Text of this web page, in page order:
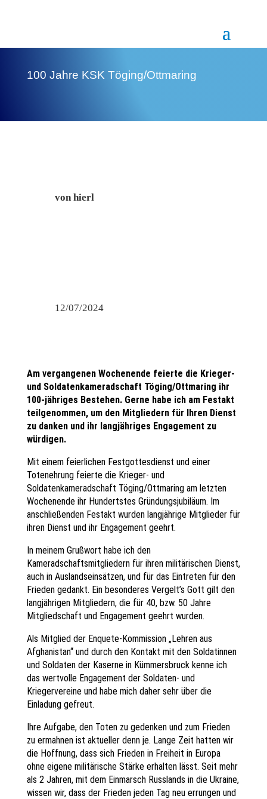
100 Jahre KSK Töging/Ottmaring
von hierl
12/07/2024
Am vergangenen Wochenende feierte die Krieger-
und Soldatenkameradschaft Töging/Ottmaring ihr
100-jähriges Bestehen. Gerne habe ich am Festakt
teilgenommen, um den Mitgliedern für Ihren Dienst
zu danken und ihr langjähriges Engagement zu
würdigen.
Mit einem feierlichen Festgottesdienst und einer
Totenehrung feierte die Krieger- und
Soldatenkameradschaft Töging/Ottmaring am letzten
Wochenende ihr Hundertstes Gründungsjubiläum. Im
anschließenden Festakt wurden langjährige Mitglieder für
ihren Dienst und ihr Engagement geehrt.
In meinem Grußwort habe ich den
Kameradschaftsmitgliedern für ihren militärischen Dienst,
auch in Auslandseinsätzen, und für das Eintreten für den
Frieden gedankt. Ein besonderes Vergelt’s Gott gilt den
langjährigen Mitgliedern, die für 40, bzw. 50 Jahre
Mitgliedschaft und Engagement geehrt wurden.
Als Mitglied der Enquete-Kommission „Lehren aus
Afghanistan“ und durch den Kontakt mit den Soldatinnen
und Soldaten der Kaserne in Kümmersbruck kenne ich
das wertvolle Engagement der Soldaten- und
Kriegervereine und habe mich daher sehr über die
Einladung gefreut.
Ihre Aufgabe, den Toten zu gedenken und zum Frieden
zu ermahnen ist aktueller denn je. Lange Zeit hatten wir
die Hoffnung, dass sich Frieden in Freiheit in Europa
ohne eigene militärische Stärke erhalten lässt. Seit mehr
als 2 Jahren, mit dem Einmarsch Russlands in die Ukraine,
wissen wir, dass der Frieden jeden Tag neu errungen und